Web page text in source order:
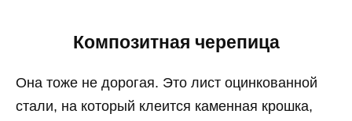
Композитная черепица
Она тоже не дорогая. Это лист оцинкованной
стали, на который клеится каменная крошка,